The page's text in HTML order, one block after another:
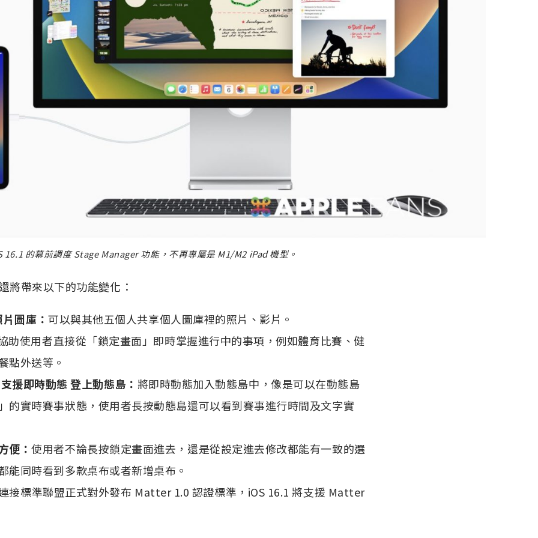
16.1 的幕前調度 Stage Manager 功能，不再專屬是 M1/M2 iPad 機型。
將帶來以下的功能變化：
圖庫：可以與其他五個人共享個人圖庫裡的照片、影片。
助使用者直接從「鎖定畫面」即時掌握進行中的事項，例如體育比賽、健
點外送等。
援即時動態 登上動態島： 將即時動態加入動態島中，像是可以在動態島
的實時賽事狀態，使用者長按動態島還可以看到賽事進行時間及文字實
便：使用者不論長按鎖定畫面進去，還是從設定進去修改都能有一致的選
能同時看到多款桌布或者新增桌布。
接標準聯盟正式對外發布 Matter 1.0 認證標準，iOS 16.1 將支援 Matter